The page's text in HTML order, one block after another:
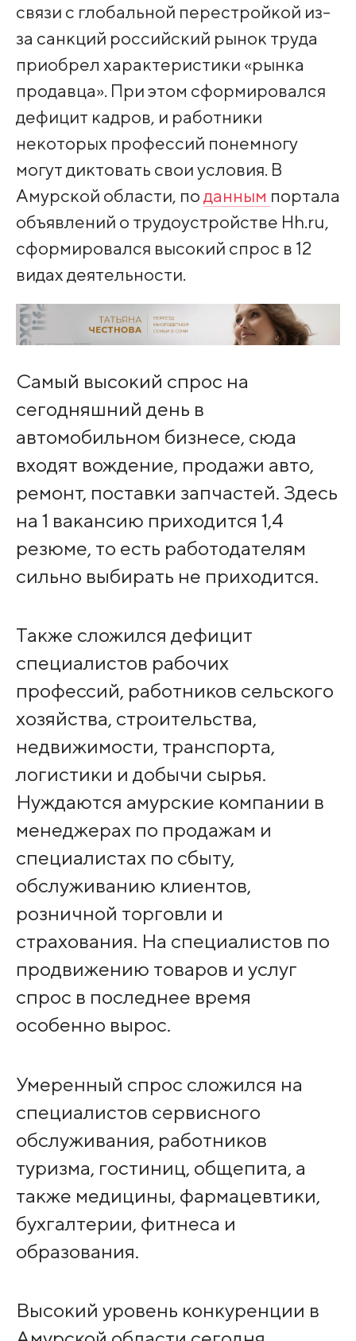
связи с глобальной перестройкой из-
за санкций российский рынок труда
приобрел характеристики «рынка
продавца». При этом сформировался
дефицит кадров, и работники
некоторых профессий понемногу
могут диктовать свои условия. В
Амурской области, поданным портала
объявлений о трудоустройстве Hh.ru,
сформировался высокий спрос в 12
видах деятельности.
Самый высокий спрос на
сегодняшний день в
автомобильном бизнесе, сюда
входят вождение, продажи авто,
ремонт, поставки запчастей. Здесь
на 1 вакансию приходится 1,4
резюме, то есть работодателям
сильно выбирать не приходится.
Также сложился дефицит
специалистов рабочих
профессий, работников сельского
хозяйства, строительства,
недвижимости, транспорта,
логистики и добычи сырья.
Нуждаются амурские компании в
менеджерах по продажам и
специалистах по сбыту,
обслуживанию клиентов,
розничной торговли и
страхования. На специалистов по
продвижению товаров и услуг
спрос в последнее время
особенно вырос.
Умеренный спрос сложился на
специалистов сервисного
обслуживания, работников
туризма, гостиниц, общепита, а
также медицины, фармацевтики,
бухгалтерии, фитнеса и
образования.
Высокий уровень конкуренции в